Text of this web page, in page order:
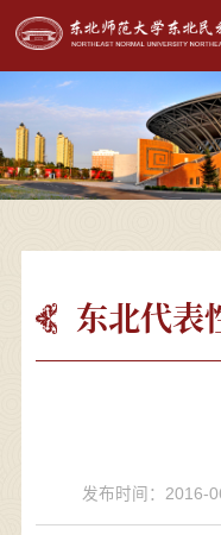
东北代表
发布时间：2016-